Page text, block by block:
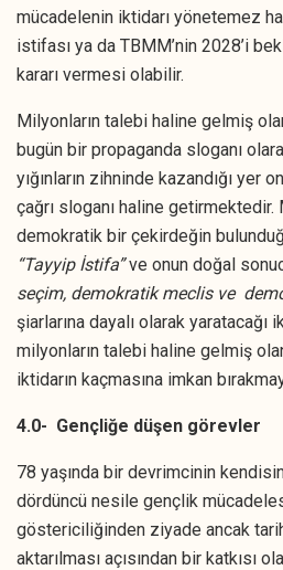
mücadelenin iktidarı yönetemez
istifası ya da TBMM’nin 2028’i
kararı vermesi olabilir.
Milyonların talebi haline gelmiş
bugün bir propaganda sloganı
yığınların zihninde kazandığı yer
çağrı sloganı haline
demokratik bir çekirdeğin
“Tayyip İstifa”ve onun doğal
seçim, demokratik meclis ve
şiarlarına dayalı olarak yaratacağı
milyonların talebi haline gelmiş
iktidarın kaçmasına imkan
4.0- Gençliğe düşen görevler
78 yaşında bir devrimcinin
dördüncü nesile gençlik
göstericiliğinden ziyade ancak
aktarılması açısından bir katkısı